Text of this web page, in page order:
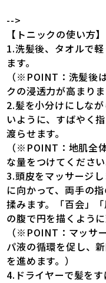
-->
【トニックの使い方】
1.洗髪後、タオルで
ます。
（※POINT：洗髪後
クの浸透力が高まりま
2.髪を小分けにしな
いように、すばやく
渡らせます。
（※POINT：地肌全
な量をつけてください
3.頭皮をマッサージ
に向かって、両手の
揉みます。「百会」
の腹で円を描くよう
（※POINT：マッサ
パ液の循環を促し、
を進めます。）
4.ドライヤーで髪をす